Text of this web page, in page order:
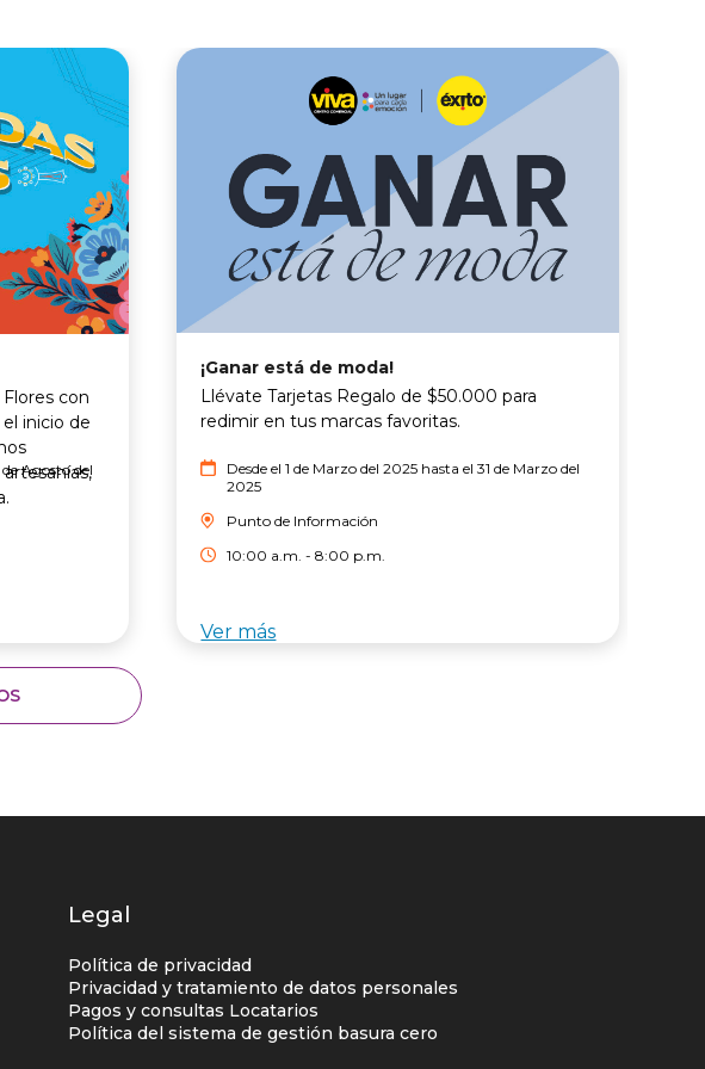
con
inicio de
Agosto del
¡Ganar está de moda!
Llévate Tarjetas Regalo de $50.000 para
redimir en tus marcas favoritas.
Desde el 1 de Marzo del 2025 hasta el 31 de Marzo del
2025
Punto de Información
10:00 a.m. - 8:00 p.m.
Ver más
Legal
Política de privacidad
Privacidad y tratamiento de datos personales
Pagos y consultas Locatarios
Política del sistema de gestión basura cero